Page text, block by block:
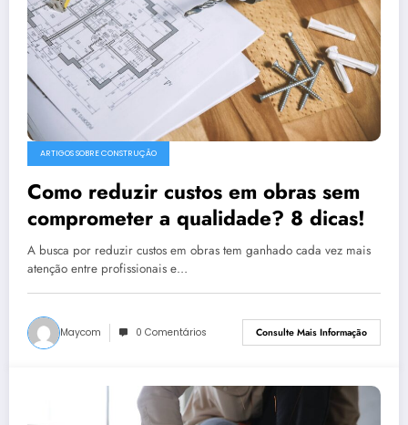
ARTIGOS SOBRE CONSTRUÇÃO
Como reduzir custos em obras sem
comprometer a qualidade? 8 dicas!
A busca por reduzir custos em obras tem ganhado cada vez mais
atenção entre profissionais e…
Maycom 0 Comentários Consulte Mais Informação